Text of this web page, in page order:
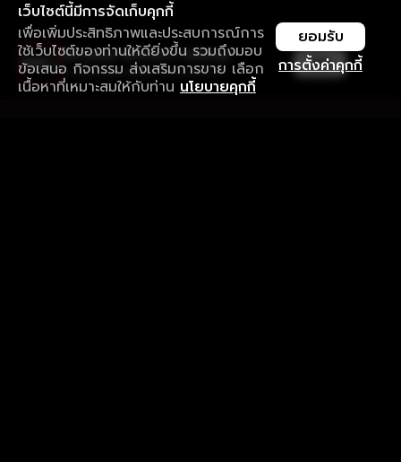
เว็บไซต์นี้มีการจัดเก็บคุกกี้
เพื่อเพิ่มประสิทธิภาพและประสบการณ์การ
ใช้เว็บไซต์ของท่านให้ดียิ่งขึ้น รวมถึงมอบ
ข้อเสนอ กิจกรรม ส่งเสริมการขาย เลือก
เนื้อหาที่เหมาะสมให้กับท่าน นโยบายคุกกี้
การตั้งค่าคุกกี้
ยอมรับ
ใช้งานแอป ลื่นไหลกว่า ไม่มีสะดุด
ดาวน์โหลดแอปเพื่อการรับชมที่ดีกว่า เปิด